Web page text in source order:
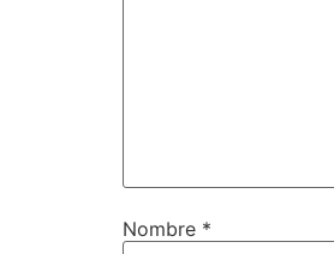
Nombre *